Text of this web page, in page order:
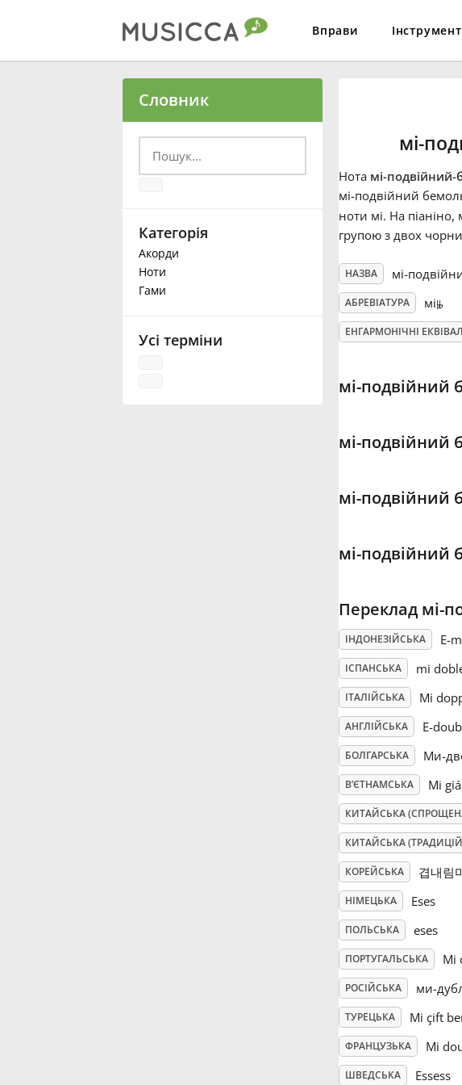
Вправи
Български
Deutsch
English
Español
Словник
Категорія
Акорди
Ноти
Гами
Усі терміни
мі-
Нота мі-
мі-подвійний
ноти мі. На
групою з двох
НАЗВА мі-
АБРЕВІАТУРА мі𝄫
ЕНГАРМОНІЧНІ
мі-подвійний
мі-подвійний
мі-подвійний
мі-подвійний
Переклад мі-
ІНДОНЕЗІЙСЬКА E-
ІСПАНСЬКА mi
ІТАЛІЙСЬКА Mi
АНГЛІЙСЬКА E-
БОЛГАРСЬКА Ми-
В’ЄТНАМСЬКА Mi
КИТАЙСЬКА
КИТАЙСЬКА
КОРЕЙСЬКА 겹내림
НІМЕЦЬКА Eses
ПОЛЬСЬКА eses
ПОРТУГАЛЬСЬКА Mi
РОСІЙСЬКА ми-
ТУРЕЦЬКА Mi çift
ФРАНЦУЗЬКА Mi
ШВЕДСЬКА Essess